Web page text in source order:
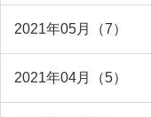
2021年05月（7）
2021年04月（5）